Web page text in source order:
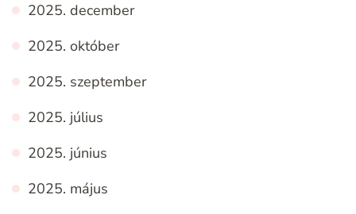
2025. december
2025. október
2025. szeptember
2025. július
2025. június
2025. május